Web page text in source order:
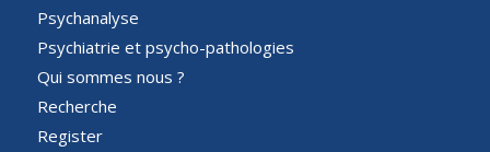
Psychanalyse
Psychiatrie et psycho-pathologies
Qui sommes nous ?
Recherche
Register